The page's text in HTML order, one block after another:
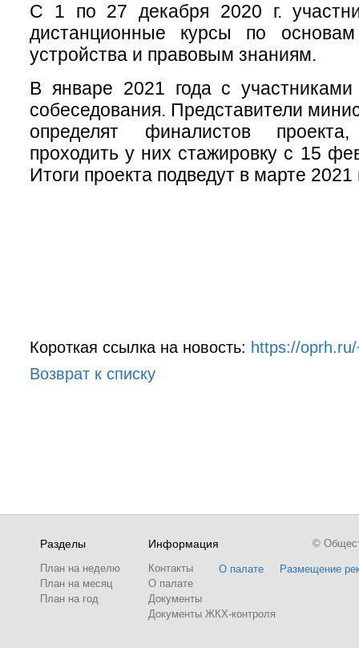
С 1 по 27 декабря 2020 г.
дистанционные курсы по основам
устройства и правовым знаниям.
В январе 2021 года с участниками
собеседования. Представители
определят финалистов
проходить у них стажировку с 15
Итоги проекта подведут в марте 2021
Короткая ссылка на новость: https://
Возврат к списку
Разделы
План на неделю
План на месяц
План на год
Информация
Контакты
О палате
Документы
Документы ЖКХ-контроля
О палате Размещение
©